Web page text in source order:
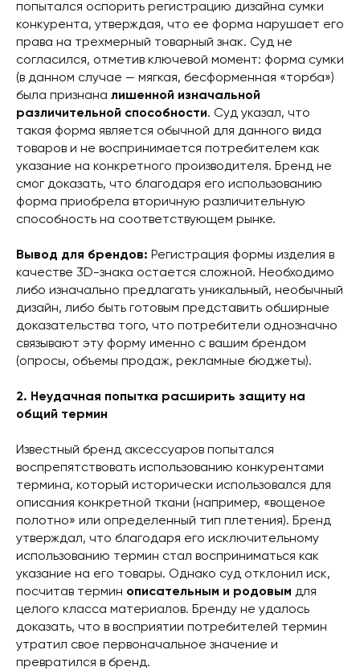
попытался оспорить регистрацию дизайна сумки
конкурента, утверждая, что ее форма нарушает его
права на трехмерный товарный знак. Суд не
согласился, отметив ключевой момент: форма сумки
(в данном случае — мягкая, бесформенная «торба»)
была признана лишенной изначальной
различительной способности. Суд указал, что
такая форма является обычной для данного вида
товаров и не воспринимается потребителем как
указание на конкретного производителя. Бренд не
смог доказать, что благодаря его использованию
форма приобрела вторичную различительную
способность на соответствующем рынке.
Вывод для брендов: Регистрация формы изделия в
качестве 3D-знака остается сложной. Необходимо
либо изначально предлагать уникальный, необычный
дизайн, либо быть готовым представить обширные
доказательства того, что потребители однозначно
связывают эту форму именно с вашим брендом
(опросы, объемы продаж, рекламные бюджеты).
2. Неудачная попытка расширить защиту на
общий термин
Известный бренд аксессуаров попытался
воспрепятствовать использованию конкурентами
термина, который исторически использовался для
описания конкретной ткани (например, «вощеное
полотно» или определенный тип плетения). Бренд
утверждал, что благодаря его исключительному
использованию термин стал восприниматься как
указание на его товары. Однако суд отклонил иск,
посчитав термин описательным и родовым для
целого класса материалов. Бренду не удалось
доказать, что в восприятии потребителей термин
утратил свое первоначальное значение и
превратился в бренд.